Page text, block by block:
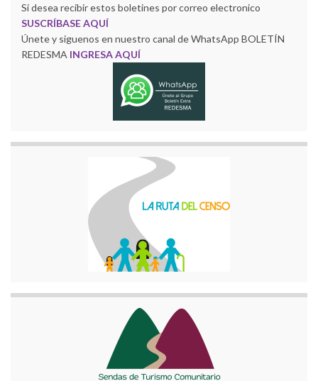
Si desea recibir estos boletines por correo electronico
SUSCRÍBASE AQUÍ
Únete y siguenos en nuestro canal de WhatsApp BOLETÍN
REDESMA INGRESA AQUÍ